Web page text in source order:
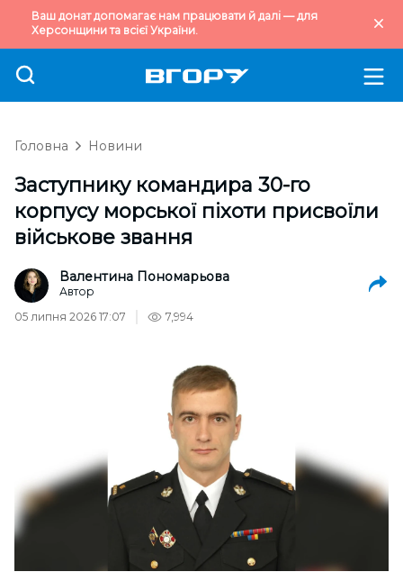
Ваш донат допомагає нам працювати й далі — для
Херсонщини та всієї України.
Головна Новини
Заступнику командира 30-го
корпусу морської піхоти присвоїли
військове звання
Валентина Пономарьова
Автор
05 липня 2026 17:07
7,994